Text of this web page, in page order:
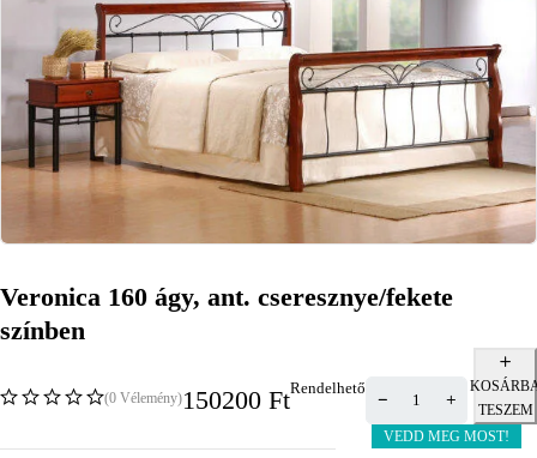
Veronica 160 ágy, ant. cseresznye/fekete
színben
(0 Vélemény)150200 FtRendelhető
TESZEM
VEDD MEG MOST!